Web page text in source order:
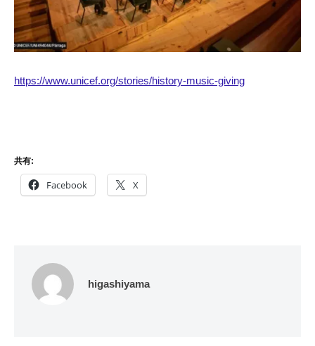
https://www.unicef.org/stories/history-music-giving
共有:
Facebook X
higashiyama